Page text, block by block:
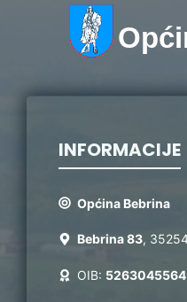
INFORMACIJE
Općina Bebrina
Bebrina 83,
OIB: